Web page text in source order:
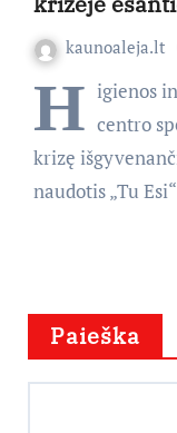
kaunoaleja.lt
H igienos
centro
krizę
naudotis „Tu
Paieška